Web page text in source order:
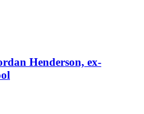
Henderson, ex-